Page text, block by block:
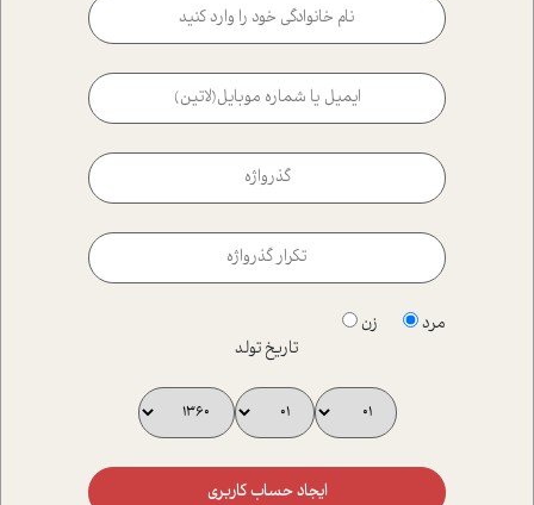
مرد
زن
تاریخ تولد
ایجاد حساب کاربری